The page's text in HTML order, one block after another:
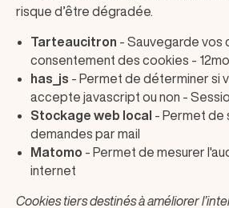
risque d’être dégradée.
Tarteaucitron - Sauvegarde vos
consentement des cookies -
has_js - Permet de déterminer si
accepte javascript ou non -
Stockage web local - Permet de
demandes par mail
Matomo - Permet de mesurer
internet
Cookies tiers destinés à améliorer